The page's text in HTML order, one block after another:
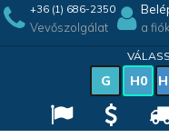
+36 (1) 686-2350
Vevőszolgálat
a
G H0